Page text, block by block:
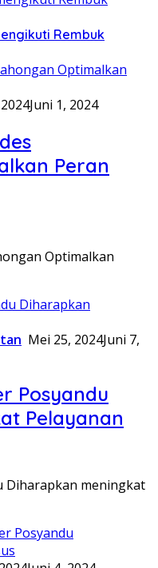
Rembuk
Juni 1, 2024
Peran
Optimalkan
Mei 25, 2024Juni 7,
Posyandu
Pelayanan
Diharapkan meningkat